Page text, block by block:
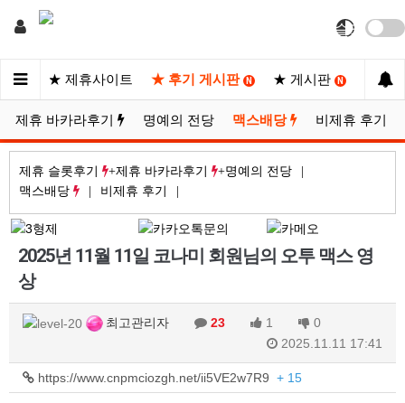
노 N ★ 제휴사이트 ★ 후기 게시판 N ★ 게시판 N ★ 포
제휴 바카라후기 명예의 전당 맥스배당 비제휴 후기
제휴 슬롯후기 제휴 바카라후기
명예의 전당
맥스배당
비제휴 후기
2025년 11월 11일 코나미 회원님의 오투 맥스 영
상
최고관리자 23 1
0
2025.11.11 17:41
https://www.cnpmciozgh.net/ii5VE2w7R9 + 15